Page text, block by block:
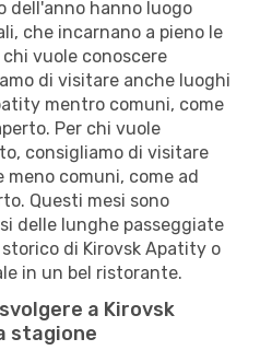
dell'anno hanno luogo
che incarnano a pieno le
vuole conoscere
di visitare anche luoghi
mentro comuni, come
Per chi vuole
consigliamo di visitare
comuni, come ad
Questi mesi sono
delle lunghe passeggiate
di Kirovsk Apatity o
in un bel ristorante.
a Kirovsk
stagione